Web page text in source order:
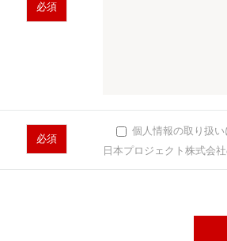
必須
必須
個人情報の取り扱
日本プロジェクト株式会